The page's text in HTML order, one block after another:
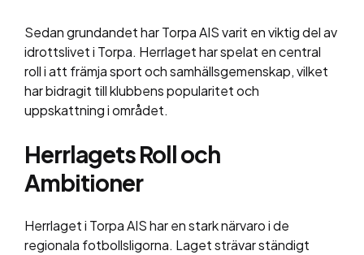
Sedan grundandet har Torpa AIS varit en viktig del av
idrottslivet i Torpa. Herrlaget har spelat en central
roll i att främja sport och samhällsgemenskap, vilket
har bidragit till klubbens popularitet och
uppskattning i området.
Herrlagets Roll och
Ambitioner
Herrlaget i Torpa AIS har en stark närvaro i de
regionala fotbollsligorna. Laget strävar ständigt